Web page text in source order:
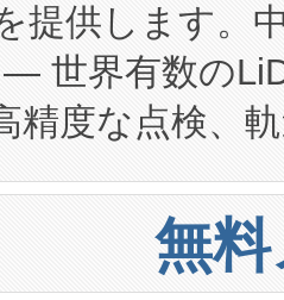
Continuous
、施設設計・
転および知的
ングカリキュ
化段階におけ
立ち上げ調整
蔵システム（
のAI搭載プラ
、運用に至る
、確保する事
ータセンター
な負担をかけ
提供します。
世界有数の
精度な点検、
けるバルク材
Avia 2」を発
1,000メート
無